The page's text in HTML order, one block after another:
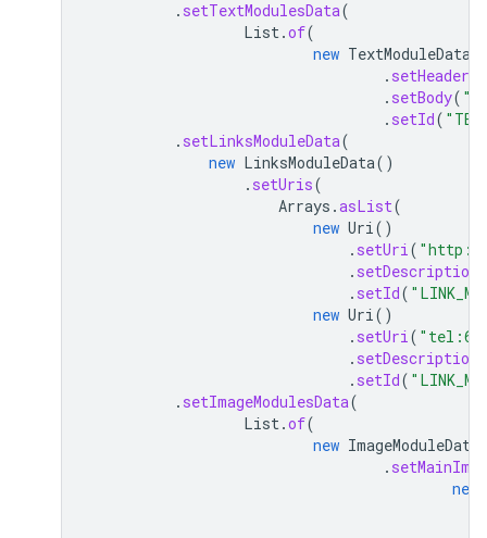
. setTextModulesData(
List.of(
new TextModuleData
. setHeader
. setBody(
. setId(
. setLinksModuleData(
new LinksModuleData()
. setUris(
Arrays .asList(
new Uri()
. setUri( "http://
. setDescription
. setId(
new Uri()
. setUri(
. setDescription
. setId(
. setImageModulesData(
List.of(
new ImageModuleData
.
new